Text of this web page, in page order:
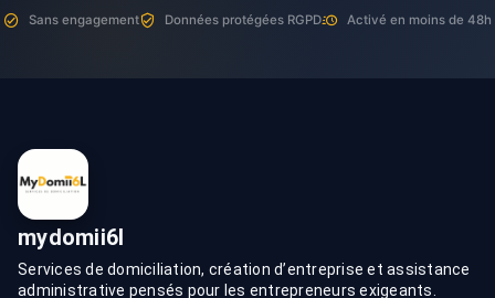
Sans engagement Données protégées RGPD Activé en moins de 48h
mydomii6l
Services de domiciliation, création d’entreprise et assistance
administrative pensés pour les entrepreneurs exigeants.